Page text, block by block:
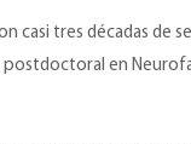
casi tres décadas de
en